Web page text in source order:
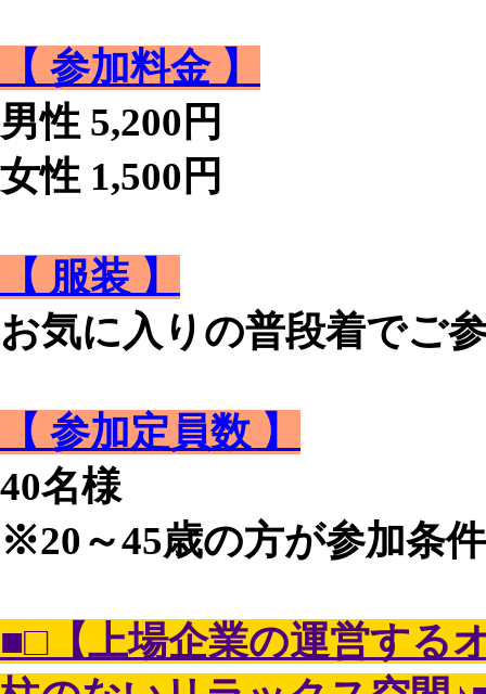
【 参加料金 】
男性 5,200円
女性 1,500円
【 服装 】
お気に入りの普段着でご
【 参加定員数 】
40名様
※20～45歳の方が参加条
■□【上場企業の運営する